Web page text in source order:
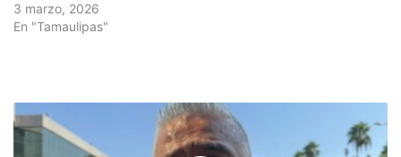
3 marzo, 2026
En "Tamaulipas"